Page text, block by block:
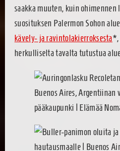
saakka muuten, kuin
suosituksen Palermon Sohon
kävely- ja ravintolakierroksesta*,
herkulliselta tavalta tutustua